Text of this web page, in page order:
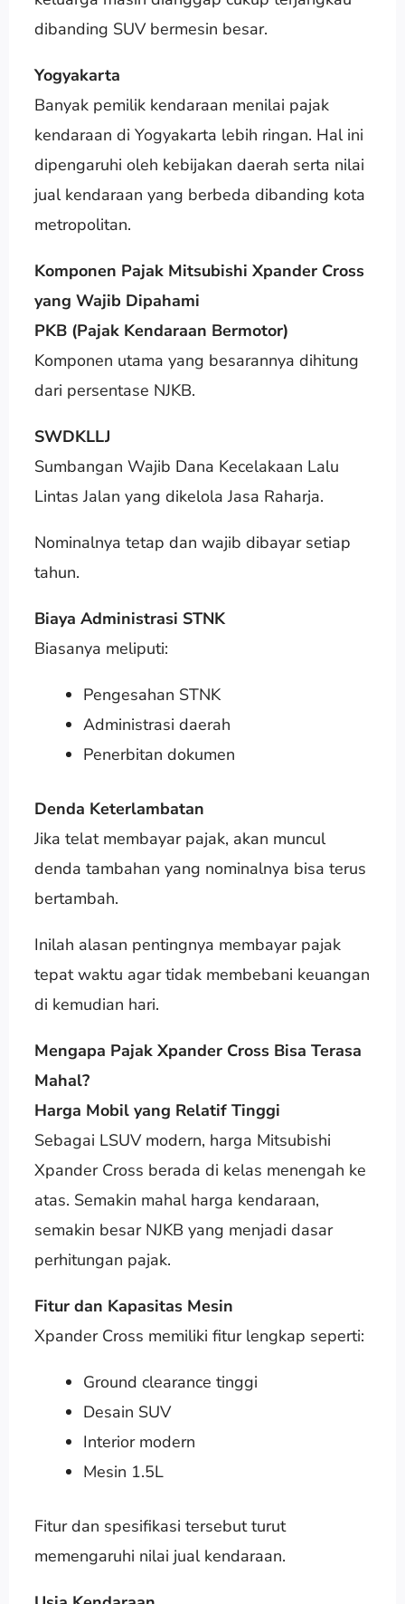
dibanding SUV bermesin besar.
Yogyakarta
Banyak pemilik kendaraan menilai pajak
kendaraan di Yogyakarta lebih ringan. Hal ini
dipengaruhi oleh kebijakan daerah serta nilai
jual kendaraan yang berbeda dibanding kota
metropolitan.
Komponen Pajak Mitsubishi Xpander Cross
yang Wajib Dipahami
PKB (Pajak Kendaraan Bermotor)
Komponen utama yang besarannya dihitung
dari persentase NJKB.
SWDKLLJ
Sumbangan Wajib Dana Kecelakaan Lalu
Lintas Jalan yang dikelola Jasa Raharja.
Nominalnya tetap dan wajib dibayar setiap
tahun.
Biaya Administrasi STNK
Biasanya meliputi:
Pengesahan STNK
Administrasi daerah
Penerbitan dokumen
Denda Keterlambatan
Jika telat membayar pajak, akan muncul
denda tambahan yang nominalnya bisa terus
bertambah.
Inilah alasan pentingnya membayar pajak
tepat waktu agar tidak membebani keuangan
di kemudian hari.
Mengapa Pajak Xpander Cross Bisa Terasa
Mahal?
Harga Mobil yang Relatif Tinggi
Sebagai LSUV modern, harga Mitsubishi
Xpander Cross berada di kelas menengah ke
atas. Semakin mahal harga kendaraan,
semakin besar NJKB yang menjadi dasar
perhitungan pajak.
Fitur dan Kapasitas Mesin
Xpander Cross memiliki fitur lengkap seperti:
Ground clearance tinggi
Desain SUV
Interior modern
Mesin 1.5L
Fitur dan spesifikasi tersebut turut
memengaruhi nilai jual kendaraan.